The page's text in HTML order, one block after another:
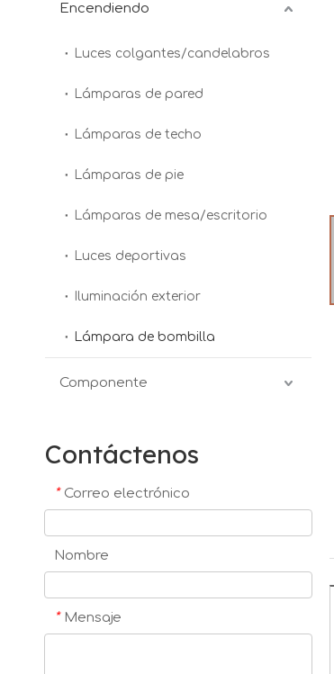
Encendiendo
Luces colgantes/candelabros
Lámparas de pared
Lámparas de techo
Lámparas de pie
Lámparas de mesa/escritorio
Luces deportivas
Iluminación exterior
Lámpara de bombilla
Componente
Contáctenos
* Correo electrónico
Nombre
* Mensaje